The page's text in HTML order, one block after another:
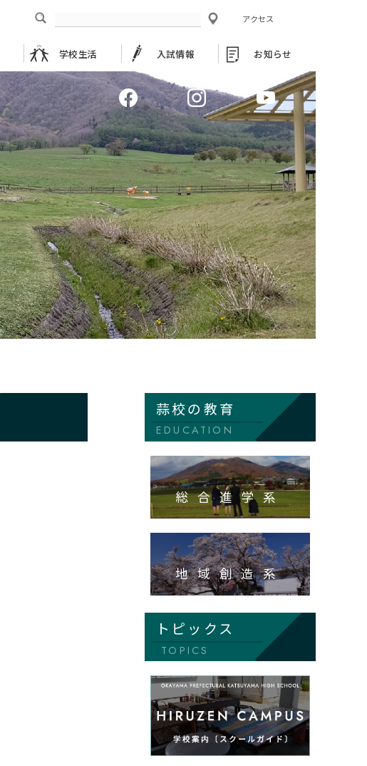
アクセス
学校生活 入試情報 お知らせ
蒜校の教育
EDUCATION
総合進学系
地域創造系
トピックス
TOPICS